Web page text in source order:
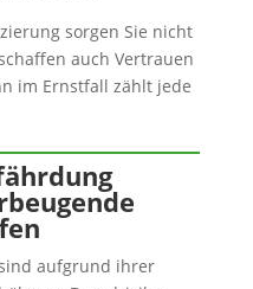
sorgen Sie nicht
auch Vertrauen
im Ernstfall zählt jede
aufgrund ihrer